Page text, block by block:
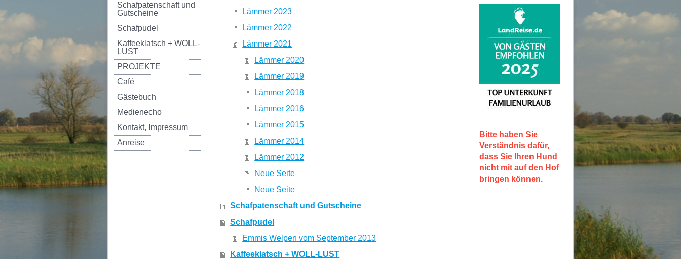
Schafpatenschaft und
Gutscheine
Schafpudel
Kaffeeklatsch + WOLL-
LUST
PROJEKTE
Café
Gästebuch
Medienecho
Kontakt, Impressum
Anreise
Lämmer 2023
Lämmer 2022
Lämmer 2021
Lämmer 2020
Lämmer 2019
Lämmer 2018
Lämmer 2016
Lämmer 2015
Lämmer 2014
Lämmer 2012
Neue Seite
Neue Seite
Schafpatenschaft und Gutscheine
Schafpudel
Emmis Welpen vom September 2013
Kaffeeklatsch + WOLL-LUST
Bitte haben Sie
Verständnis dafür,
dass Sie Ihren Hund
nicht mit auf den Hof
bringen können.